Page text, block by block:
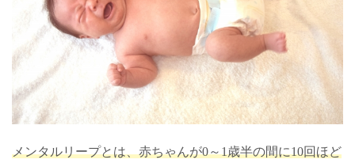
メンタルリープとは、赤ちゃんが0～1歳半の間に10回ほど